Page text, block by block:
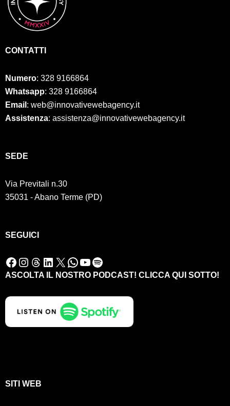
CONTATTI
Numero: 328 9166864
Whatsapp: 328 9166864
Email : web@innovativewebagency.it
Assistenza: assistenza@innovativewebagency.it
SED E
Via Previtali n.30
35031 - Abano Terme (PD)
SEGUICI
Facebook Instagram Threads LinkedIn X WhatsApp YouTube Spotify
ASCOLTA IL NOSTRO PODCAST! CLICCA QUI SOTTO!
SITI WEB